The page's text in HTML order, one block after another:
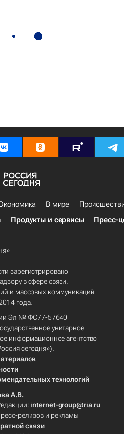
В мире
Продукты и сервисы Пресс-
зарегистрировано
в сфере связи,
и массовых коммуникаций
года.
Эл № ФС77-57640
унитарное
информационное агентство
сегодня»).
технологий
А.В.
internet-group@ria.ru
релизов и рекламы
связи